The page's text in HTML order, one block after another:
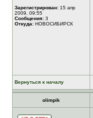
Зарегистрирован: 15 апр
2009, 09:55
Сообщения: 3
Откуда: НОВОСИБИРСК
Вернуться к началу
olimpik